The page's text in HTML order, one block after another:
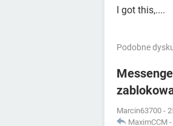
I got this,....
Podobne
Marcin63700 -
MaximCCM -